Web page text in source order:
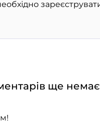
ще немає